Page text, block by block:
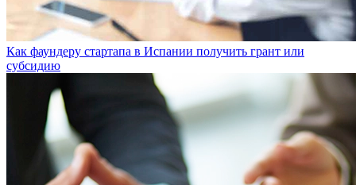
Как фаундеру стартапа в Испании получить грант или
субсидию